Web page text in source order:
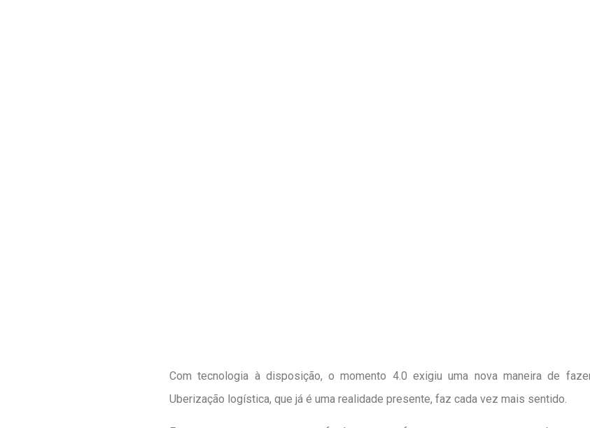
Com tecnologia à disposição, o momento 4.0 exigiu uma nova maneira de
Uberização logística, que já é uma realidade presente, faz cada vez mais sentido.